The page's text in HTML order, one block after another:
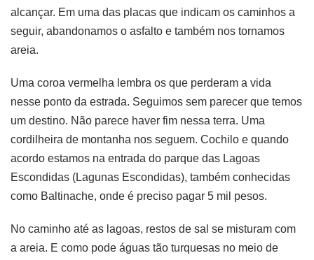
alcançar. Em uma das placas que indicam os caminhos a
seguir, abandonamos o asfalto e também nos tornamos
areia.
Uma coroa vermelha lembra os que perderam a vida
nesse ponto da estrada. Seguimos sem parecer que temos
um destino. Não parece haver fim nessa terra. Uma
cordilheira de montanha nos seguem. Cochilo e quando
acordo estamos na entrada do parque das Lagoas
Escondidas (Lagunas Escondidas), também conhecidas
como Baltinache, onde é preciso pagar 5 mil pesos.
No caminho até as lagoas, restos de sal se misturam com
a areia. E como pode águas tão turquesas no meio de